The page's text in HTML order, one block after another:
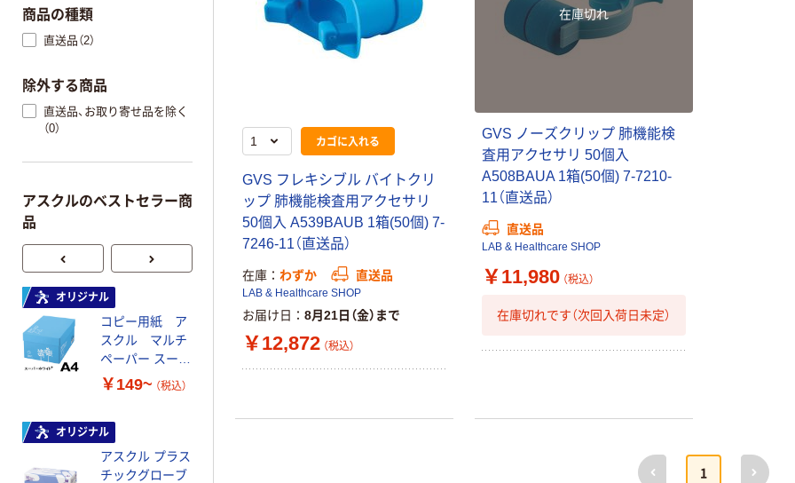
カゴに入れる
GVS フレキシブル バイトクリ
ップ 肺機能検査用アクセサリ
50個入 A539BAUB 1箱(50個) 7-
7246-11（直送品）
在庫 わずか 直送品
LAB & Healthcare SHOP
お届け日 8月21日（金）まで
￥12,872 （税込）
在庫切れ
GVS ノーズクリップ 肺機能検
査用アクセサリ 50個入
A508BAUA 1箱(50個) 7-7210-
11（直送品）
直送品
LAB & Healthcare SHOP
￥11,980 （税込）
在庫切れです（次回入荷日未定）
前へ
1
次へ
商品の種類
直送品（2）
除外する商品
直送品、お取り寄せ品を除く
（0）
アスクルのベストセラー商
品
オリジナル
コピー用紙 ア
スクル マルチ
ペーパー スーパ
ーホワイト+
￥149~ （税込）
オリジナル
アスクル プラス
チックグローブ
本気プライス
ペーパータオル
中判 再生紙
トイレットペー
【アスクル限定】
ファーストレイ